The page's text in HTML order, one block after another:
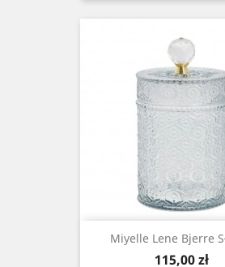
Miyelle Lene Bjerre
Cena
115,00 zł